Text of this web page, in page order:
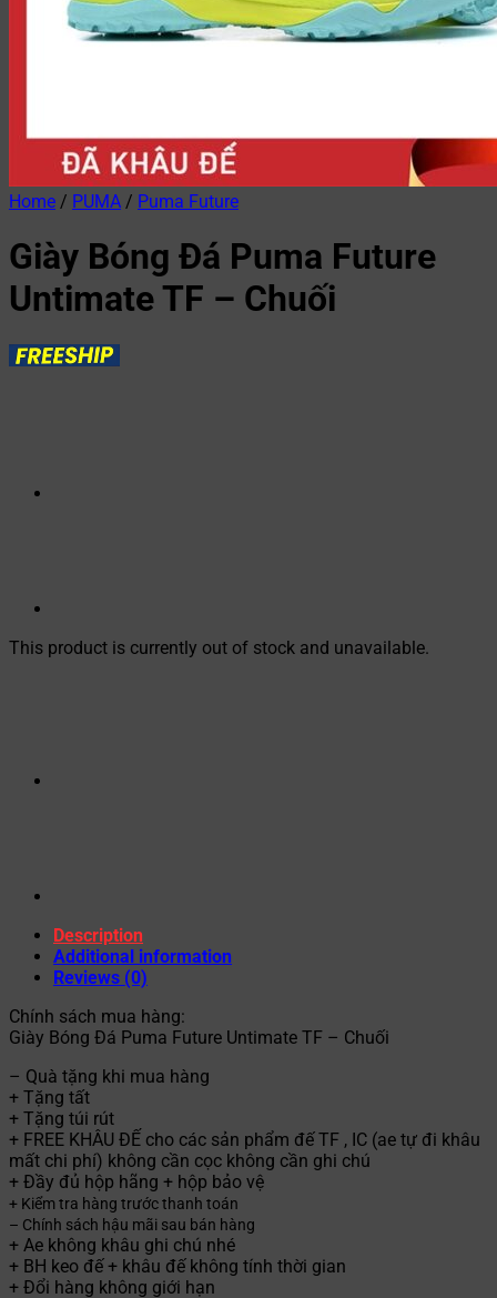
Home / PUMA / Puma Future
Giày Bóng Đá Puma Future
Untimate TF – Chuối
This product is currently out of stock and unavailable.
Description
Additional information
Reviews (0)
Chính sách mua hàng:
Giày Bóng Đá Puma Future Untimate TF – Chuối
– Quà tặng khi mua hàng
+ Tặng tất
+ Tặng túi rút
+ FREE KHÂU ĐẾ cho các sản phẩm đế TF , IC (ae tự đi khâu
mất chi phí) không cần cọc không cần ghi chú
+ Đầy đủ hộp hãng + hộp bảo vệ
+ Kiểm tra hàng trước thanh toán
– Chính sách hậu mãi sau bán hàng
+ Ae không khâu ghi chú nhé
+ BH keo đế + khâu đế không tính thời gian
+ Đổi hàng không giới hạn